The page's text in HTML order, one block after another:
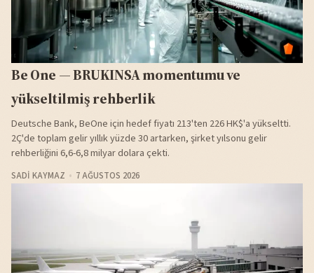
Be One — BRUKINSA momentumu ve
yükseltilmiş rehberlik
Deutsche Bank, BeOne için hedef fiyatı 213'ten 226 HK$'a yükseltti.
2Ç'de toplam gelir yıllık yüzde 30 artarken, şirket yılsonu gelir
rehberliğini 6,6-6,8 milyar dolara çekti.
SADI KAYMAZ 7 AĞUSTOS 2026